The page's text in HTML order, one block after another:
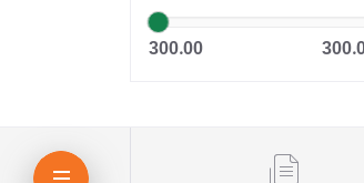
Dr. Khandaker Abdullah
Jahangir
কিউএনএ পাবলিকেশন্স লেখক
300.00